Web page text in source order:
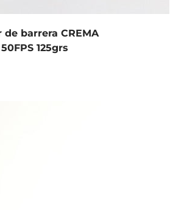
barrera CREMA
125grs